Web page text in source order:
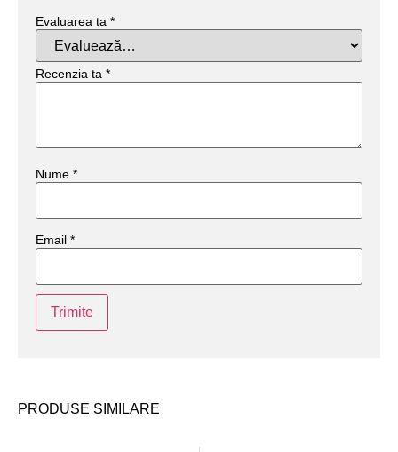
PRODUSE SIMILARE
Evaluarea ta *
Recenzia ta *
Nume *
Email *